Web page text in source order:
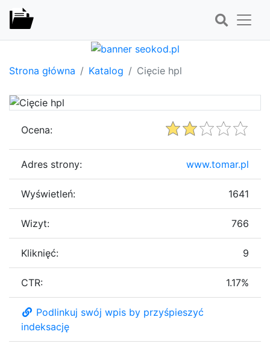
Strona główna Katalog Cięcie hpl
Ocena:
Adres strony: www.tomar.pl
Wyświetleń: 1641
Wizyt: 766
Kliknięć: 9
CTR: 1.17%
Podlinkuj swój wpis by przyśpieszyć
indeksację